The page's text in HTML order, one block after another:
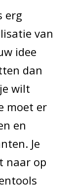
erg
van
idee
dan
wilt
moet er
en
Je
naar op